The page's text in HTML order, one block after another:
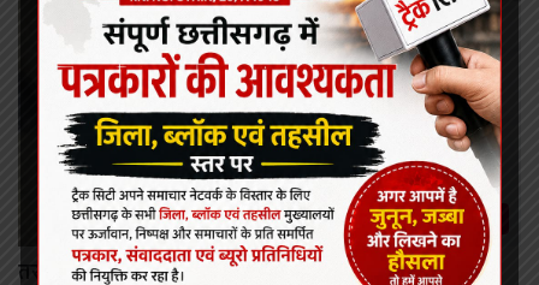
कोरबा
तरदा में घर के पास मिला 4.5 फीट का मगरमच्छ, वन विभाग ने